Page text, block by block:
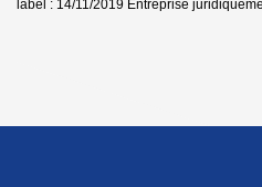
label : 14/11/2019 Entreprise